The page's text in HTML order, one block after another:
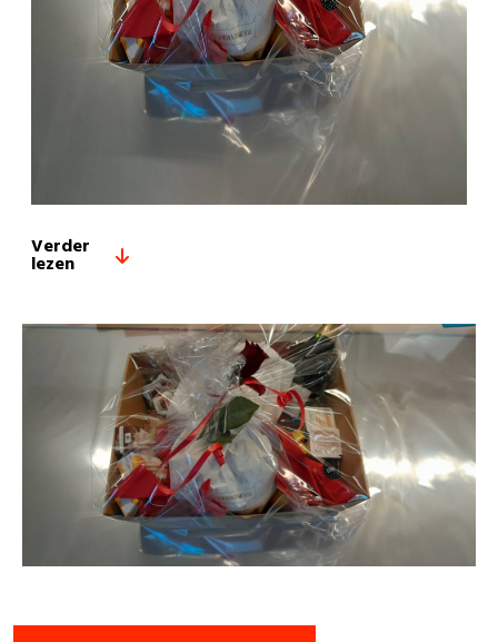
Verder
lezen